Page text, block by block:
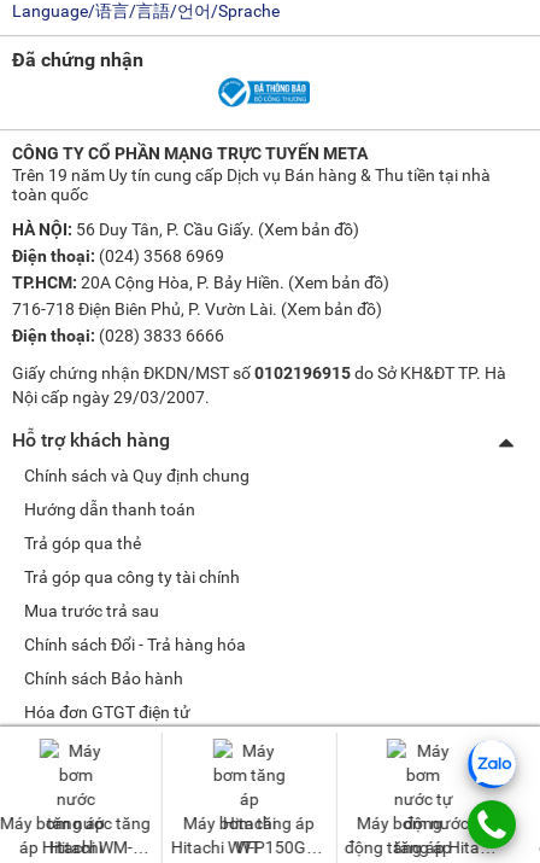
Máy bơm nước tự
động tăng áp Hitachi
Bơm tự động vuông
Hitachi WM-
Máy bơm nước tự
động tăng áp Hitachi
Language/语言/言語/언어/Sprache
Đã chứng nhận
CÔNG TY CỔ PHẦN MẠNG TRỰC TUYẾN META
Trên 19 năm Uy tín cung cấp Dịch vụ Bán hàng & Thu tiền tại nhà
toàn quốc
HÀ NỘI: 56 Duy Tân, P. Cầu Giấy. (Xem bản đồ)
Điện thoại: (024) 3568 6969
TP.HCM: 20A Cộng Hòa, P. Bảy Hiền. (Xem bản đồ)
716-718 Điện Biên Phủ, P. Vườn Lài. (Xem bản đồ)
Điện thoại: (028) 3833 6666
Giấy chứng nhận ĐKDN/MST số0102196915do Sở KH&ĐT TP. Hà
Nội cấp ngày 29/03/2007.
Hỗ trợ khách hàng
Chính sách và Quy định chung
Hướng dẫn thanh toán
Trả góp qua thẻ
Trả góp qua công ty tài chính
Mua trước trả sau
Chính sách Đổi - Trả hàng hóa
Chính sách Bảo hành
Hóa đơn GTGT điện tử
Chính sách bảo mật dữ liệu cá nhân
Tư vấn sản phẩm
Quản lý tài khoản